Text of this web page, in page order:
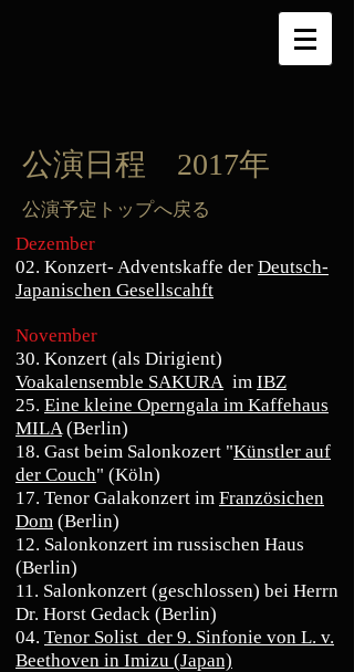
公演日程 2017年
​公演予定トップへ戻る
Dezember
02. Konzert- Adventskaffe der Deutsch-
Japanischen Gesellscahft
November
30. Konzert (als Dirigient)
Voakalensemble SAKURA im IBZ
25. Eine kleine Operngala im Kaffehaus
MILA(Berlin)
18. Gast beim Salonkozert "Künstler auf
der Couch" (Köln)
17. Tenor Galakonzert im Französichen
Dom (Berlin)
12. Salonkonzert im russischen Haus
(Berlin)
11. Salonkonzert (geschlossen) bei Herrn
Dr. Horst Gedack (Berlin)
04. Tenor Solist der 9. Sinfonie von L. v.
Beethoven in Imizu (Japan)